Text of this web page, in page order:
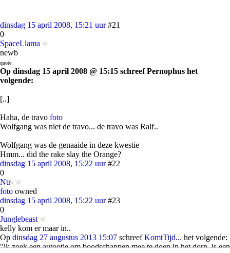
dinsdag 15 april 2008, 15:21 uur #21
0
SpaceLlama
newb
quote:
Op dinsdag 15 april 2008 @ 15:15 schreef Pernophus het
volgende:
[..]
Haha, de travo foto
Wolfgang was niet de travo... de travo was Ralf..
Wolfgang was de genaaide in deze kwestie
Hmm... did the rake slay the Orange?
dinsdag 15 april 2008, 15:22 uur #22
0
Ntr-
foto owned
dinsdag 15 april 2008, 15:22 uur #23
0
Junglebeast
kelly kom er maar in..
Op dinsdag 27 augustus 2013 15:07 schreefKomtTijd... het volgende:
"ik zoek een autootje om boodschappen mee te doen in het dorp, is een